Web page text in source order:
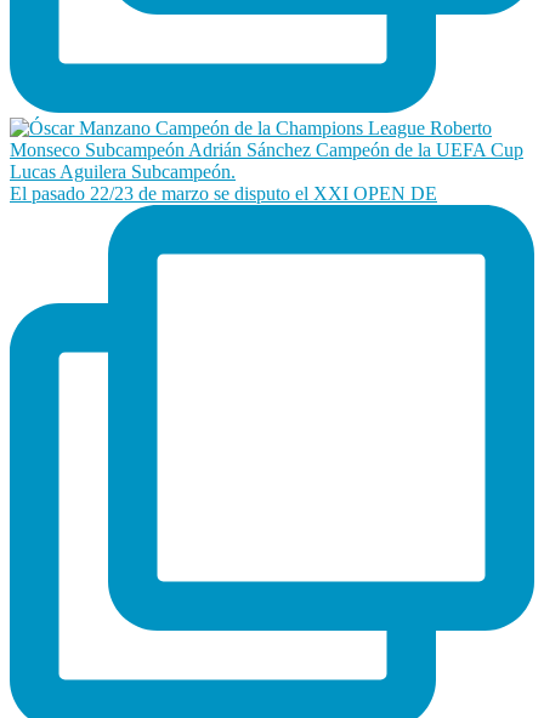
El pasado 22/23 de marzo se disputo el XXI OPEN DE